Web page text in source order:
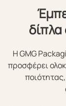
δίπλα
Η GMG
προσφέρει